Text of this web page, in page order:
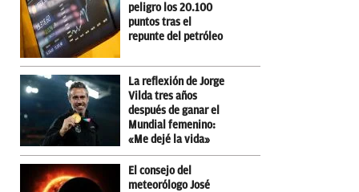
peligro los 20.100
puntos tras el
repunte del petróleo
La reflexión de Jorge
Vilda tres años
después de ganar el
Mundial femenino:
«Me dejé la vida»
El consejo del
meteorólogo José